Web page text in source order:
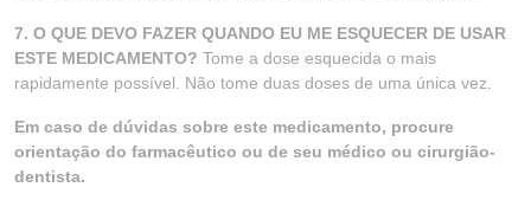
7. O QUE DEVO FAZER QUANDO EU ME ESQUECER DE USAR
ESTE MEDICAMENTO? Tome a dose esquecida o mais
rapidamente possível. Não tome duas doses de uma única vez.
Em caso de dúvidas sobre este medicamento, procure
orientação do farmacêutico ou de seu médico ou cirurgião-
dentista.